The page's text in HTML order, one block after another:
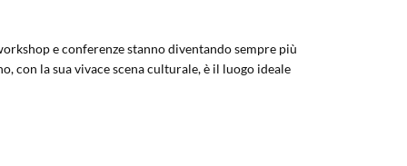
e conferenze stanno diventando sempre più
con la sua vivace scena culturale, è il luogo ideale